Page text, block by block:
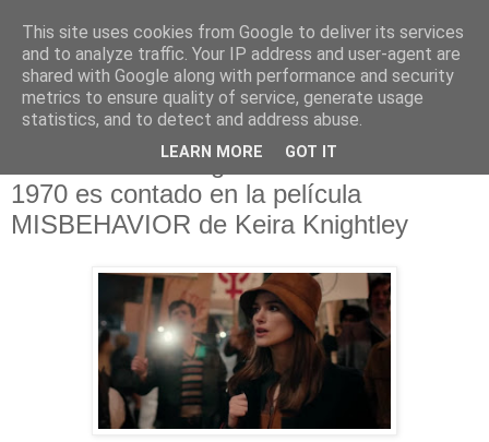
Lo ocurrido en la gala de Miss Mundo
1970 es contado en la película
MISBEHAVIOR de Keira Knightley
This site uses cookies from Google to deliver its services
and to analyze traffic. Your IP address and user-agent are
shared with Google along with performance and security
metrics to ensure quality of service, generate usage
statistics, and to detect and address abuse.
LEARN MORE GOT IT